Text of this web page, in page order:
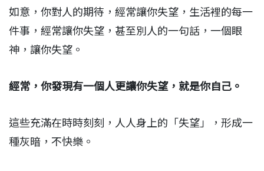
如意，你對人的期待，經常讓你失望，生活裡的每一
件事，經常讓你失望，甚至別人的一句話，一個眼
神，讓你失望。
經常，你發現有一個人更讓你失望，就是你自己。
這些充滿在時時刻刻，人人身上的「失望」，形成一
種灰暗，不快樂。